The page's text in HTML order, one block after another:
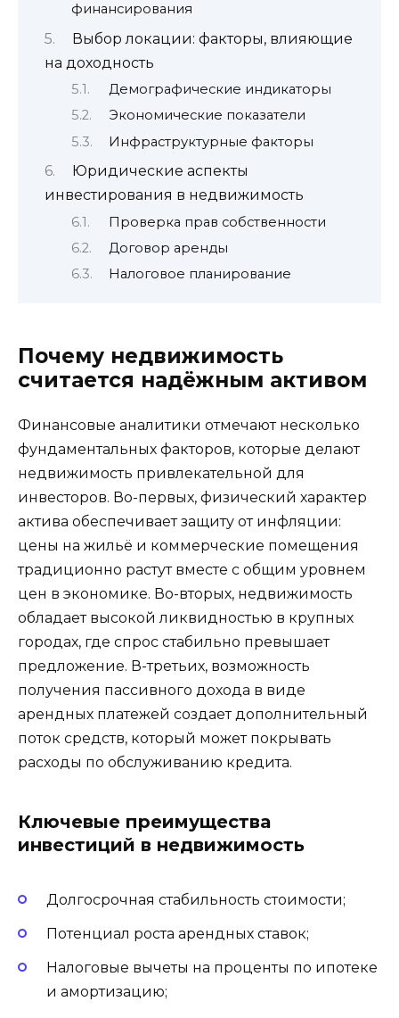
финансирования
Выбор локации: факторы, влияющие
на доходность
Демографические индикаторы
Экономические показатели
Инфраструктурные факторы
Юридические аспекты
инвестирования в недвижимость
Проверка прав собственности
Договор аренды
Налоговое планирование
Почему недвижимость
считается надёжным активом
Финансовые аналитики отмечают несколько
фундаментальных факторов, которые делают
недвижимость привлекательной для
инвесторов. Во-первых, физический характер
актива обеспечивает защиту от инфляции:
цены на жильё и коммерческие помещения
традиционно растут вместе с общим уровнем
цен в экономике. Во-вторых, недвижимость
обладает высокой ликвидностью в крупных
городах, где спрос стабильно превышает
предложение. В-третьих, возможность
получения пассивного дохода в виде
арендных платежей создает дополнительный
поток средств, который может покрывать
расходы по обслуживанию кредита.
Ключевые преимущества
инвестиций в недвижимость
Долгосрочная стабильность стоимости;
Потенциал роста арендных ставок;
Налоговые вычеты на проценты по ипотеке
и амортизацию;